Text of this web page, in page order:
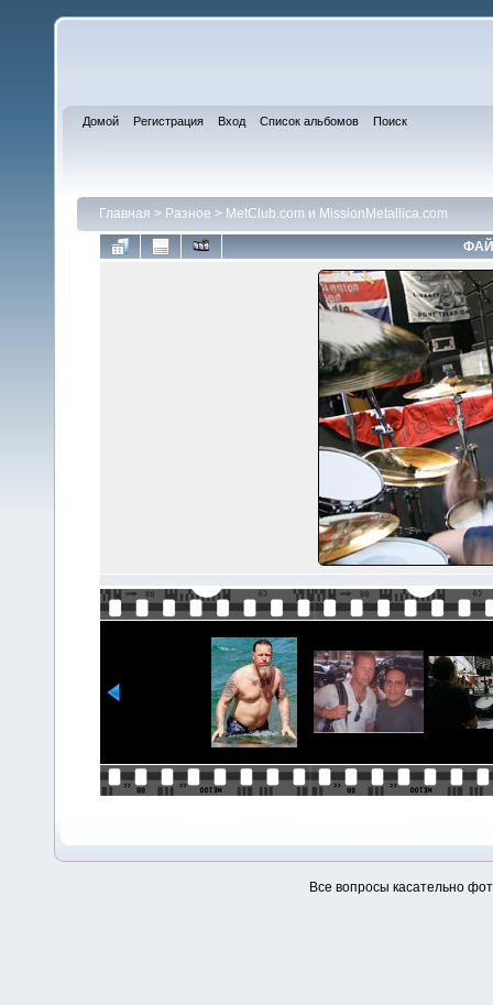
Домой Регистрация Вход Список альбомов Поиск
Главная > Разное > MetClub.com и MissionMetallica.com
Все вопросы касательно